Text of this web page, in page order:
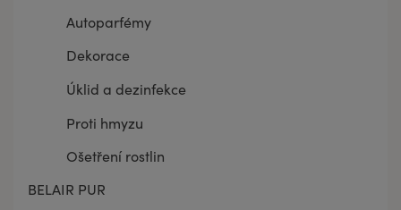
Autoparfémy
Dekorace
Úklid a dezinfekce
Proti hmyzu
Ošetření rostlin
BELAIR PUR